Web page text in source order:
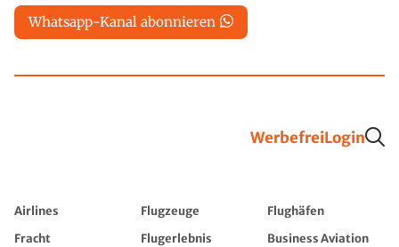
Whatsapp-Kanal abonnieren
WerbefreiLogin
Airlines Flugzeuge
Flughäfen
Fracht
Flugerlebnis
Business Aviation